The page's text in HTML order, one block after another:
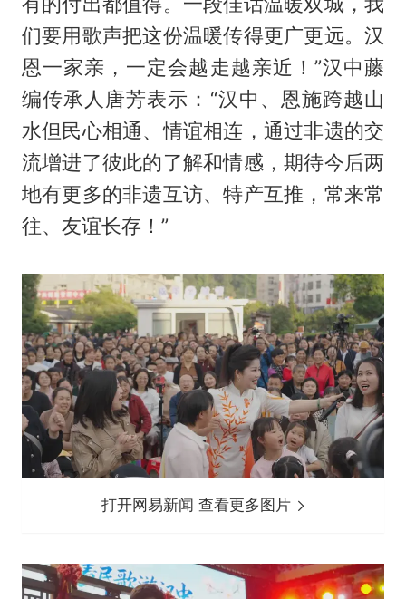
们要用歌声把这份温暖传得更广更远。汉
恩一家亲，一定会越走越亲近！”汉中藤
编传承人唐芳表示：“汉中、恩施跨越山
水但民心相通、情谊相连，通过非遗的交
流增进了彼此的了解和情感，期待今后两
地有更多的非遗互访、特产互推，常来常
往、友谊长存！”
打开网易新闻 查看更多图片